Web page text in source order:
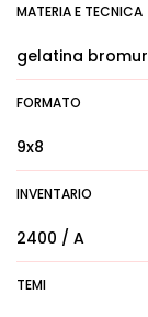
MATERIA E TECNICA
gelatina
FORMATO
9x8
INVENTARIO
2400 / A
TEMI